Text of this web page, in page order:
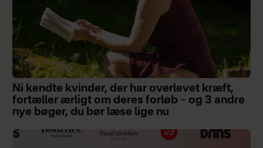
Ni kendte kvinder, der har overlevet kræft,
fortæller ærligt om deres forløb – og 3 andre
nye bøger, du bør læse lige nu